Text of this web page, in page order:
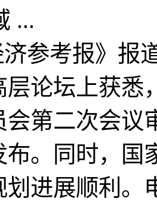
...
考报》报道
层论坛上获悉
会第二次会议
布。同时，国
划进展顺利。